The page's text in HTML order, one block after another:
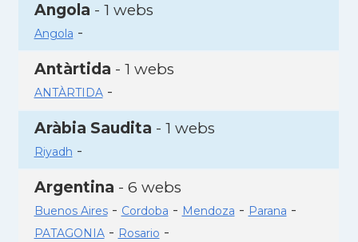
Angola - 1 webs
Angola -
Antàrtida - 1 webs
ANTÀRTIDA-
Aràbia Saudita - 1 webs
Riyadh -
Argentina - 6 webs
Buenos Aires- Cordoba - Mendoza - Parana -
PATAGONIA- Rosario -